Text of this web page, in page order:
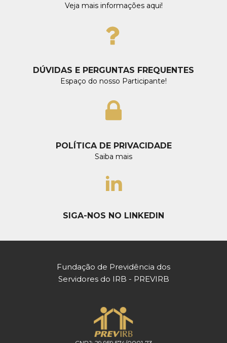
Veja mais informações aqui!
DÚVIDAS E PERGUNTAS FREQUENTES
Espaço do nosso Participante!
POLÍTICA DE PRIVACIDADE
Saiba mais
SIGA-NOS NO LINKEDIN
Fundação de Previdência dos
Servidores do IRB - PREVIRB